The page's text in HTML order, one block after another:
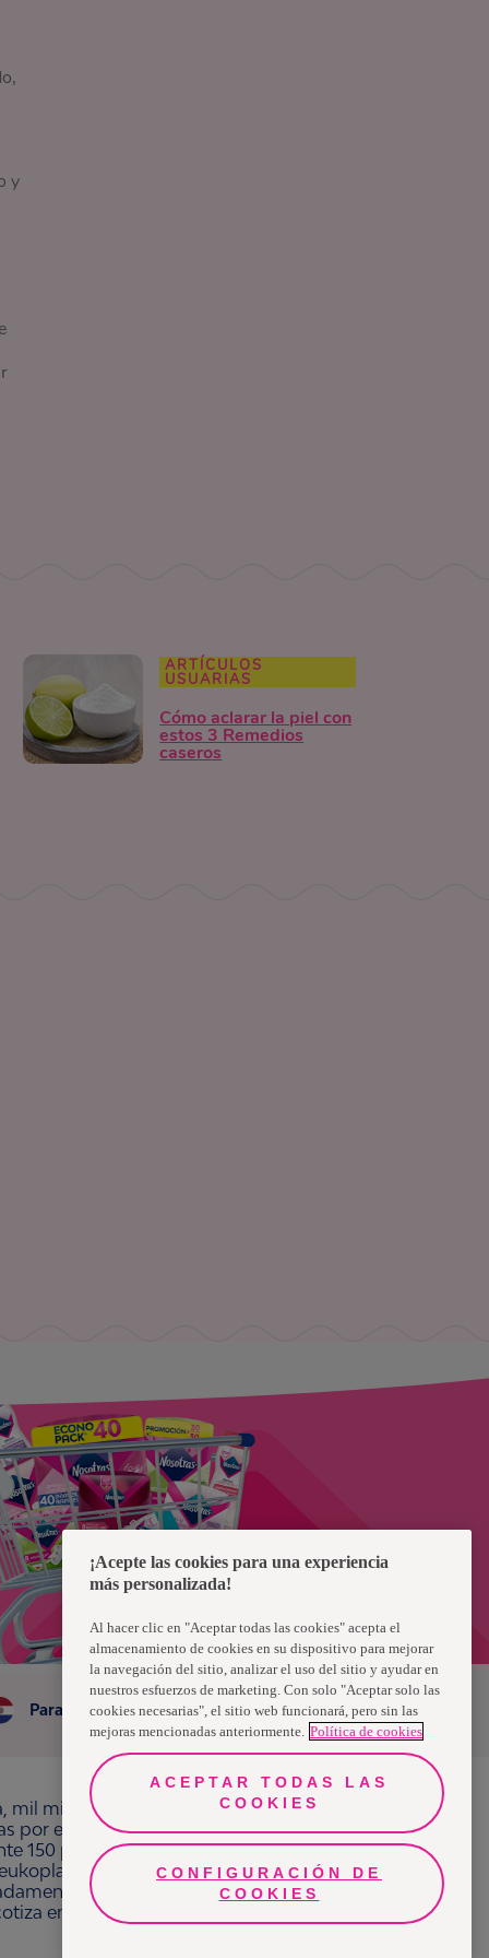
y
ARTÍCULOS
USUARIAS
Cómo aclarar la piel con
estos 3 Remedios
caseros
Paraguay
millones de personas, en todo el mundo,
por el bienestar en beneficio de consumidores,
150 países bajo las principales marcas
Libero, Libresse, Lotus, Modibodi,
13 mil millones de euros y empleó a
en Nasdaq Estocolmo. Más información en
¡Acepte las cookies para una experiencia
más personalizada!
Al hacer clic en "Aceptar todas las cookies" acepta el
almacenamiento de cookies en su dispositivo para mejorar
la navegación del sitio, analizar el uso del sitio y ayudar en
nuestros esfuerzos de marketing. Con solo "Aceptar solo las
cookies necesarias", el sitio web funcionará, pero sin las
mejoras mencionadas anteriormente. Política de cookies
ACEPTAR TODAS LAS
COOKIES
CONFIGURACIÓN DE
COOKIES